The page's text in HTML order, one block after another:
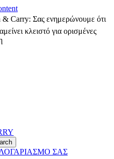
Carry: Σας ενημερώνουμε ότι
κλειστό για ορισμένες
ΣΑΣ